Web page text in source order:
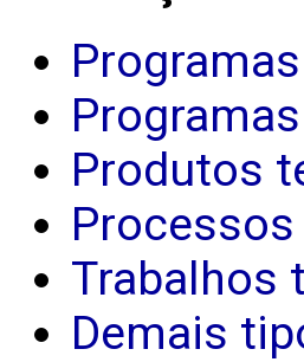
Produtos
Trabalhos
Demais